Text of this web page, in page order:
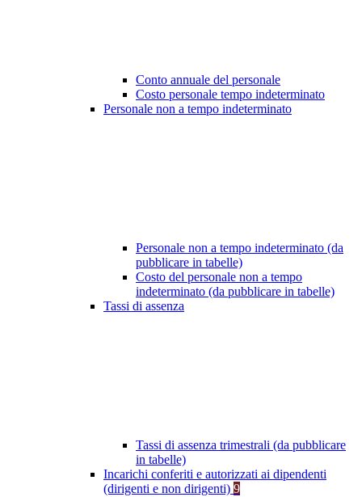
Conto annuale del personale
Costo personale tempo indeterminato
Personale non a tempo indeterminato
Personale non a tempo indeterminato (da
pubblicare in tabelle)
Costo del personale non a tempo
indeterminato (da pubblicare in tabelle)
Tassi di assenza
Tassi di assenza trimestrali (da pubblicare
in tabelle)
Incarichi conferiti e autorizzati ai dipendenti
(dirigenti e non dirigenti) 9